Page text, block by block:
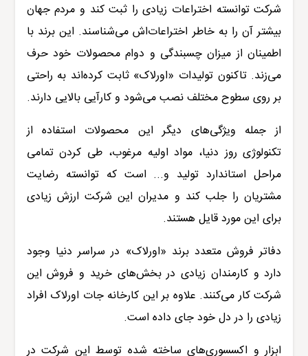
شرکت توانسته اختراعات زیادی را ثبت کند و مردم جهان
بیشتر آن را به خاطر اختراعات‌اش می‌شناسند. این برند با
اطمینان از میزان چسبندگی و دوام محصولات خود حرف
می‌زند. تاکنون تولیدات «اورلاک» ثابت کرده‌اند به راحتی
بر روی سطوح مختلف نصب می‌شود و کارآیی بالایی دارند.
از جمله ویژگی‌های دیگر این محصولات استفاده از
تکنولوژی روز دنیا، مواد اولیه مرغوب، طی کردن تمامی
مراحل استاندارد تولید و... است که توانسته رضایت
مشتریان را جلب کند و مدیران این شرکت ارزش زیادی
برای این مورد قایل هستند.
دفاتر فروش متعدد برند «اورلاک» در سراسر دنیا وجود
دارد و کارمندان زیادی در بخش‌های خرید و فروش این
شرکت کار می‌کنند. علاوه بر این کارخانه جات اورلاک افراد
زیادی را در دل خود جای داده است.
ابزار و اکسسوری‌های ساخته شده توسط این شرکت در